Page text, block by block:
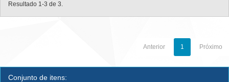
Resultado 1-3 de 3.
Anterior 1 Próximo
Conjunto de itens: